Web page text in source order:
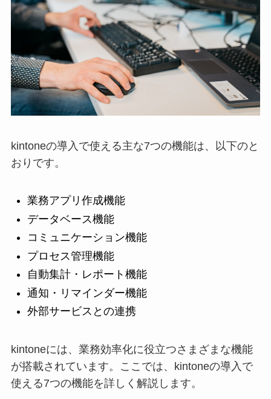
kintoneの導入で使える主な7つの機能は、以下のと
おりです。
業務アプリ作成機能
データベース機能
コミュニケーション機能
プロセス管理機能
自動集計・レポート機能
通知・リマインダー機能
外部サービスとの連携
kintoneには、業務効率化に役立つさまざまな機能
が搭載されています。ここでは、kintoneの導入で
使える7つの機能を詳しく解説します。